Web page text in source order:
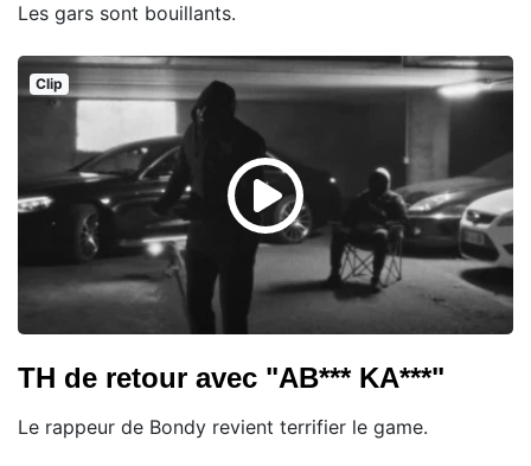
Les gars sont bouillants.
Clip
TH de retour avec "AB*** KA***"
Le rappeur de Bondy revient terrifier le game.